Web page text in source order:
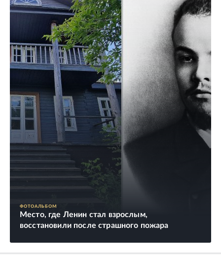
ФОТОАЛЬБОМ
Место, где Ленин стал взрослым,
восстановили после страшного пожара